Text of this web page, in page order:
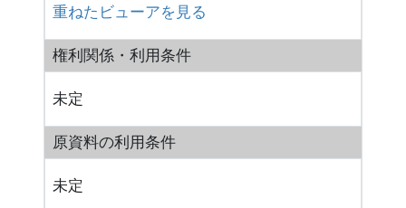
重ねたビューアを見る
権利関係・利用条件
未定
原資料の利用条件
未定